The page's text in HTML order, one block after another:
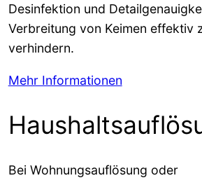
Desinfektion und
Verbreitung von Keimen effektiv
verhindern.
Mehr Informationen
Bei Wohnungsauflösung oder